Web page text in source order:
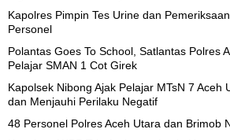
Kapolres Pimpin Tes Urine dan
Personel
Polantas Goes To School, Satlantas Polres
Pelajar SMAN 1 Cot Girek
Kapolsek Nibong Ajak Pelajar MTsN 7 Aceh
dan Menjauhi Perilaku Negatif
48 Personel Polres Aceh Utara dan Brimob